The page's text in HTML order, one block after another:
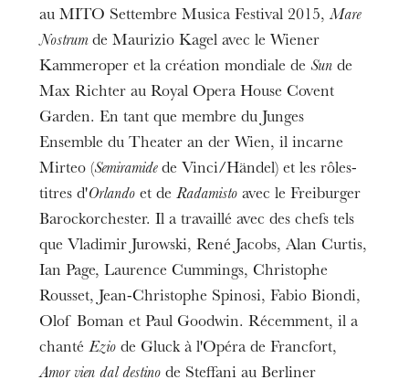
au MITO Settembre Musica Festival 2015,Mare
Nostrumde Maurizio Kagel avec le Wiener
Kammeroper et la création mondiale de Sun de
Max Richter au Royal Opera House Covent
Garden. En tant que membre du Junges
Ensemble du Theater an der Wien, il incarne
Mirteo (Semiramidede Vinci/Händel) et les rôles-
titres d'Orlando et deRadamisto avec le Freiburger
Barockorchester. Il a travaillé avec des chefs tels
que Vladimir Jurowski, René Jacobs, Alan Curtis,
Ian Page, Laurence Cummings, Christophe
Rousset, Jean-Christophe Spinosi, Fabio Biondi,
Olof Boman et Paul Goodwin. Récemment, il a
chantéEzio de Gluck à l'Opéra de Francfort,
Amor vien dal destino de Steffani au Berliner